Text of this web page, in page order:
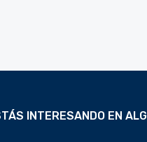
INTERESANDO EN